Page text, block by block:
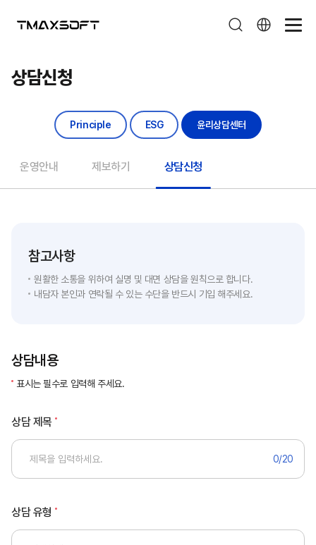
상담신청
상담신청
Principle ESG 윤리상담센터
운영안내 제보하기 상담신청
참고사항
원활한 소통을 위하여 실명 및 대면 상담을 원칙으로 합니다.
내담자 본인과 연락될 수 있는 수단을 반드시 기입 해주세요.
상담내용
표시는 필수로 입력해 주세요.
상담 제목
0/20
상담 유형